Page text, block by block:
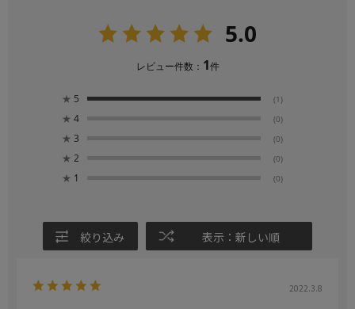
5.0
レビュー件数： 1件
★ 5 (1)
★ 4 (0)
★ 3 (0)
★ 2 (0)
★ 1 (0)
絞り込み 表示：新しい順
2022.3.8